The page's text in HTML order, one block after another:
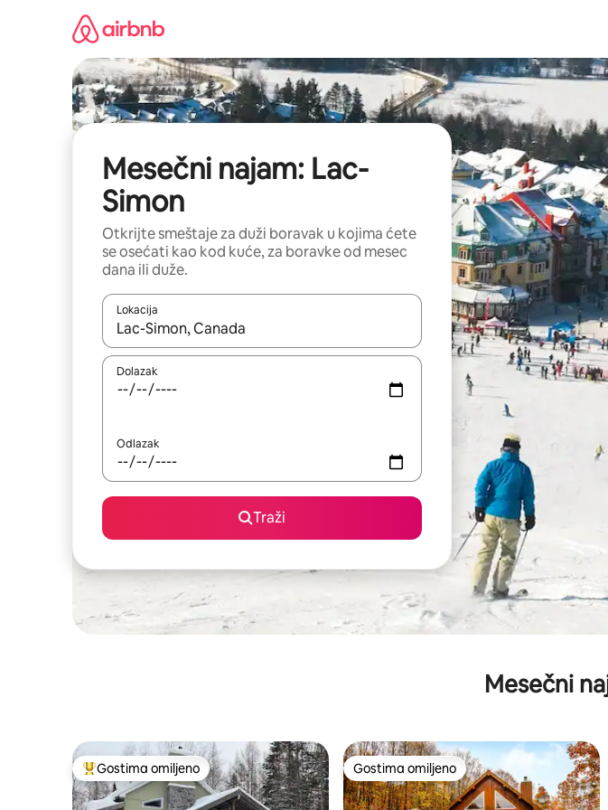
Mesečni najam: Lac-
Simon
Otkrijte smeštaje za duži boravak u kojima ćete
se osećati kao kod kuće, za boravke od mesec
dana ili duže.
Lokacija
Kad su rezultati dostupni, možete da se krećete kroz njih pomoću strelica nagore i
Dolazak
Odlazak
Traži
Mesečni
Najuspešniji među gostima omiljenim
Gostima omiljeno Gostima omiljeno
Gostima omiljeno